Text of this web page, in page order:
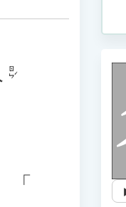
ㄖㄣˊ
「